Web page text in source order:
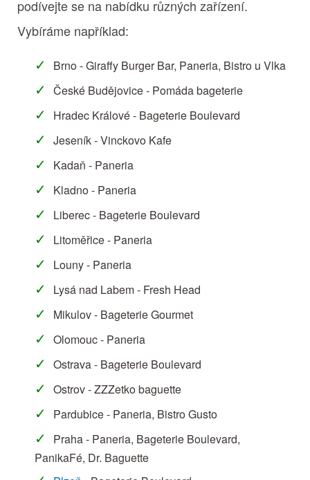
podívejte se na nabídku různých zařízení.
Vybíráme například:
Brno - Giraffy Burger Bar, Paneria, Bistro u Vlka
České Budějovice - Pomáda bageterie
Hradec Králové - Bageterie Boulevard
Jeseník - Vinckovo Kafe
Kadaň - Paneria
Kladno - Paneria
Liberec - Bageterie Boulevard
Litoměřice - Paneria
Louny - Paneria
Lysá nad Labem - Fresh Head
Mikulov - Bageterie Gourmet
Olomouc - Paneria
Ostrava - Bageterie Boulevard
Ostrov - ZZZetko baguette
Pardubice - Paneria, Bistro Gusto
Praha - Paneria, Bageterie Boulevard,
PanikaFé, Dr. Baguette